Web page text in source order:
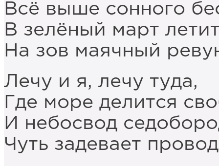
Всё выше сонного
В зелёный март
На зов маячный
Лечу и я, лечу туда,
Где море делится
И небосвод
Чуть задевает